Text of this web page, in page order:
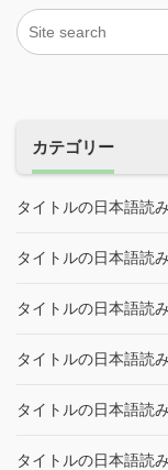
カテゴリー
タイトルの日本語読
タイトルの日本語読
タイトルの日本語読
タイトルの日本語読
タイトルの日本語読
タイトルの日本語読